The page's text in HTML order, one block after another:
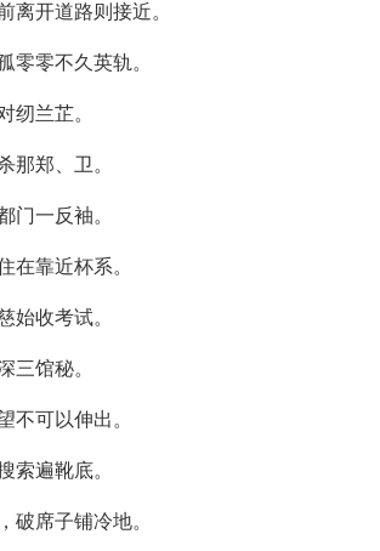
离开道路则接近。
零零不久英轨。
纫兰芷。
那郑、卫。
门一反袖。
在靠近杯系。
始收考试。
三馆秘。
不可以伸出。
索遍靴底。
破席子铺冷地。